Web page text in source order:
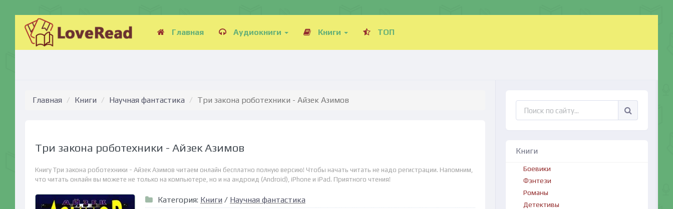
Главная Аудиокниги Книги ТОП
Главная Книги Научная фантастика Три закона роботехники - Айзек Азимов
Три закона роботехники - Айзек Азимов
Книгу Три закона роботехники - Айзек Азимов читаем онлайн бесплатно полную версию! Чтобы начать читать не надо регистрации. Напомним,
что читать онлайн вы можете не только на компьютере, но и на андроид (Android), iPhone и iPad. Приятного чтения!
Категория: Книги / Научная фантастика
Книги
Боевики
Фэнтези
Романы
Детективы